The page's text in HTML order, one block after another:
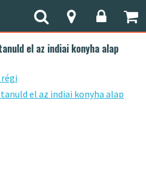
el az indiai konyha alap
régi